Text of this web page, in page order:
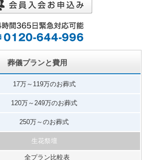
葬儀プランと費用
17万～119万のお葬式
120万～249万のお葬式
250万～のお葬式
生花祭壇
全プラン比較表